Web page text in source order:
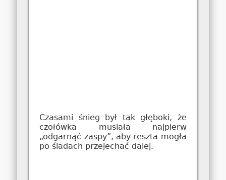
Czasami śnieg był tak głęboki, że
czołówka musiała najpierw
„odgarnąć zaspy”, aby reszta mogła
po śladach przejechać dalej.